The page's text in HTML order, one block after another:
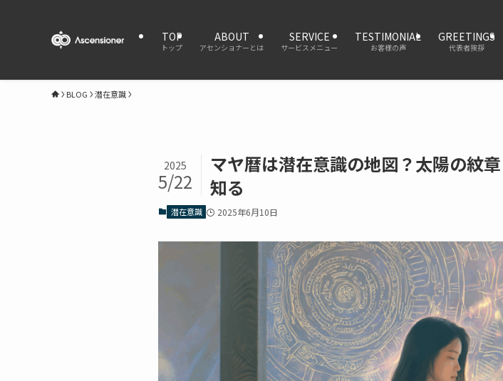
TOP
トップ
ABOUT
アセンショナーとは
SERVICE
サービスメニュー
TESTIMONIAL
お客様の声
GREETINGS
代表者挨拶
BLOG 潜在意識
マヤ暦は潜在意識の地図？太陽の紋
知る
2025
5/22
潜在意識 2025年6月10日